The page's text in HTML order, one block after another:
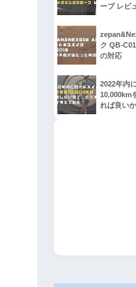
ーブ レビ
ク QB-
の対応
2022年内
10,000km
れば良い